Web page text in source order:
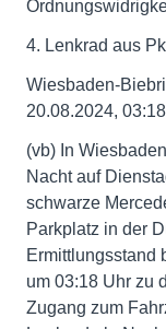
4. Lenkrad aus
Wiesbaden-
20.08.2024,
(vb) In
Nacht auf
schwarze
Parkplatz in der
Ermittlungsstand
um 03:18 Uhr zu
Zugang zum